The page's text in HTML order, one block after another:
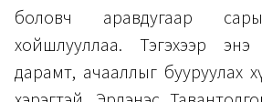
боловч аравдугаар
хойшлууллаа. Тэгэхээр энэ
дарамт, ачааллыг бууруулах